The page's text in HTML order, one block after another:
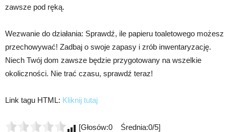
zawsze pod ręką.
Wezwanie do działania: Sprawdź, ile papieru toaletowego możesz
przechowywać! Zadbaj o swoje zapasy i zrób inwentaryzację.
Niech Twój dom zawsze będzie przygotowany na wszelkie
okoliczności. Nie trać czasu, sprawdź teraz!
Link tagu HTML: Kliknij tutaj
[Głosów:0 Średnia:0/5]